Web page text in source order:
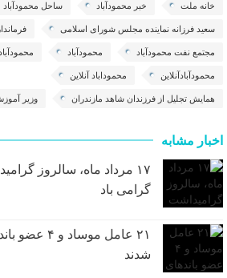
خانه ملت خبر محمودآباد ساحل محمودآباد
سعید فرزانه نماینده مجلس شورای اسلامی
مجتمع نفت محمودآباد محمودآباد
محمودآبادآنلاین محموداباد آنلاین
همایش تجلیل از فرزندان شاهد مازندران وزیر
اخبار مشابه
۱۷ مرداد ماه، سالروز
گرامی باد
۲۱ عامل
شدند